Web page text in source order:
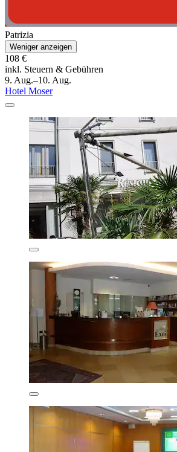
Patrizia
Weniger anzeigen
108 €
inkl. Steuern & Gebühren
9. Aug.–10. Aug.
Hotel Moser